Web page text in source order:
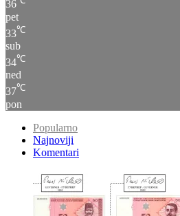
33 ℃
sub
34 ℃
ned
37 ℃
pon
Komentari